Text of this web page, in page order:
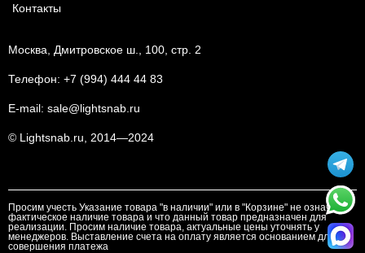
Контакты
Москва, Дмитровское ш., 100, стр. 2
Телефон: +7 (994) 444 44 83
E-mail: sale@lightsnab.ru
© Lightsnab.ru, 2014—2024
Просим учесть Указание товара "в наличии" или в "Корзине" не означает
фактическое наличие товара и что данный товар предназначен для
реализации. Просим наличие товара, актуальные цены уточнять у
менеджеров. Выставление счета на оплату является основанием для
совершения платежа